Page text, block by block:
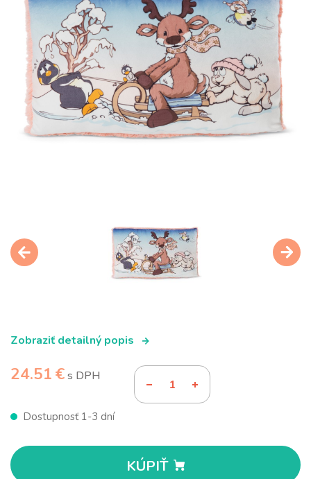
Zobraziť detailný popis
24.51 €s DPH
Dostupnosť 1-3 dní
KÚPIŤ